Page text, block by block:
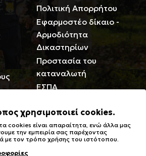
Πολιτική Απορρήτου
Εφαρμοστέο δίκαιο -
Αρμοδιότητα
Δικαστηρίων
Προστασία του
καταναλωτή
ΕΣΠΑ
ΑμΕΑ
Σύμβολα πλύσης,
σιδερώματος
χρησιμοποιεί cookies.
cookies είναι απαραίτητα, ενώ άλλα μας
την εμπειρία σας παρέχοντας
με τον τρόπο χρήσης του ιστότοπου.